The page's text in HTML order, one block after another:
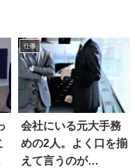
仕事
会社にいる元大手務
めの2人。よく口を揃
えて言うのが…